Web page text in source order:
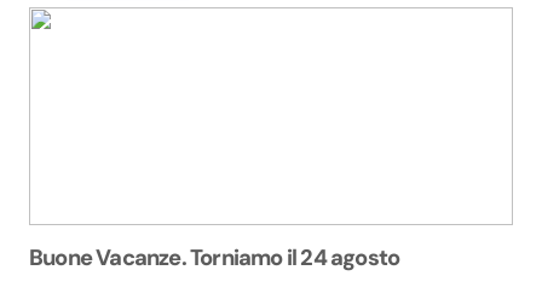
Buone Vacanze. Torniamo il 24 agosto